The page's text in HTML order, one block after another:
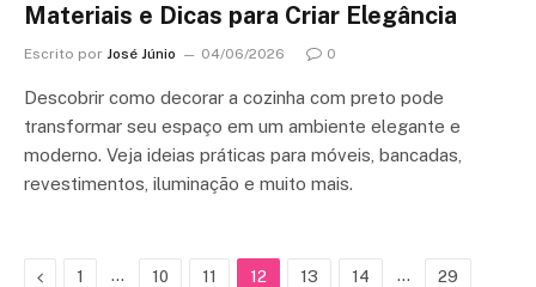
Materiais e Dicas para Criar Elegância
Escrito por José Júnio 04/06/2026 0
Descobrir como decorar a cozinha com preto pode
transformar seu espaço em um ambiente elegante e
moderno. Veja ideias práticas para móveis, bancadas,
revestimentos, iluminação e muito mais.
Previous
1 … 10 11 12 13 14 … 29